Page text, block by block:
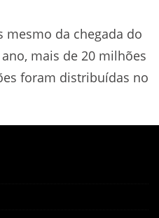
mesmo da chegada do
mais de 20 milhões
foram distribuídas no